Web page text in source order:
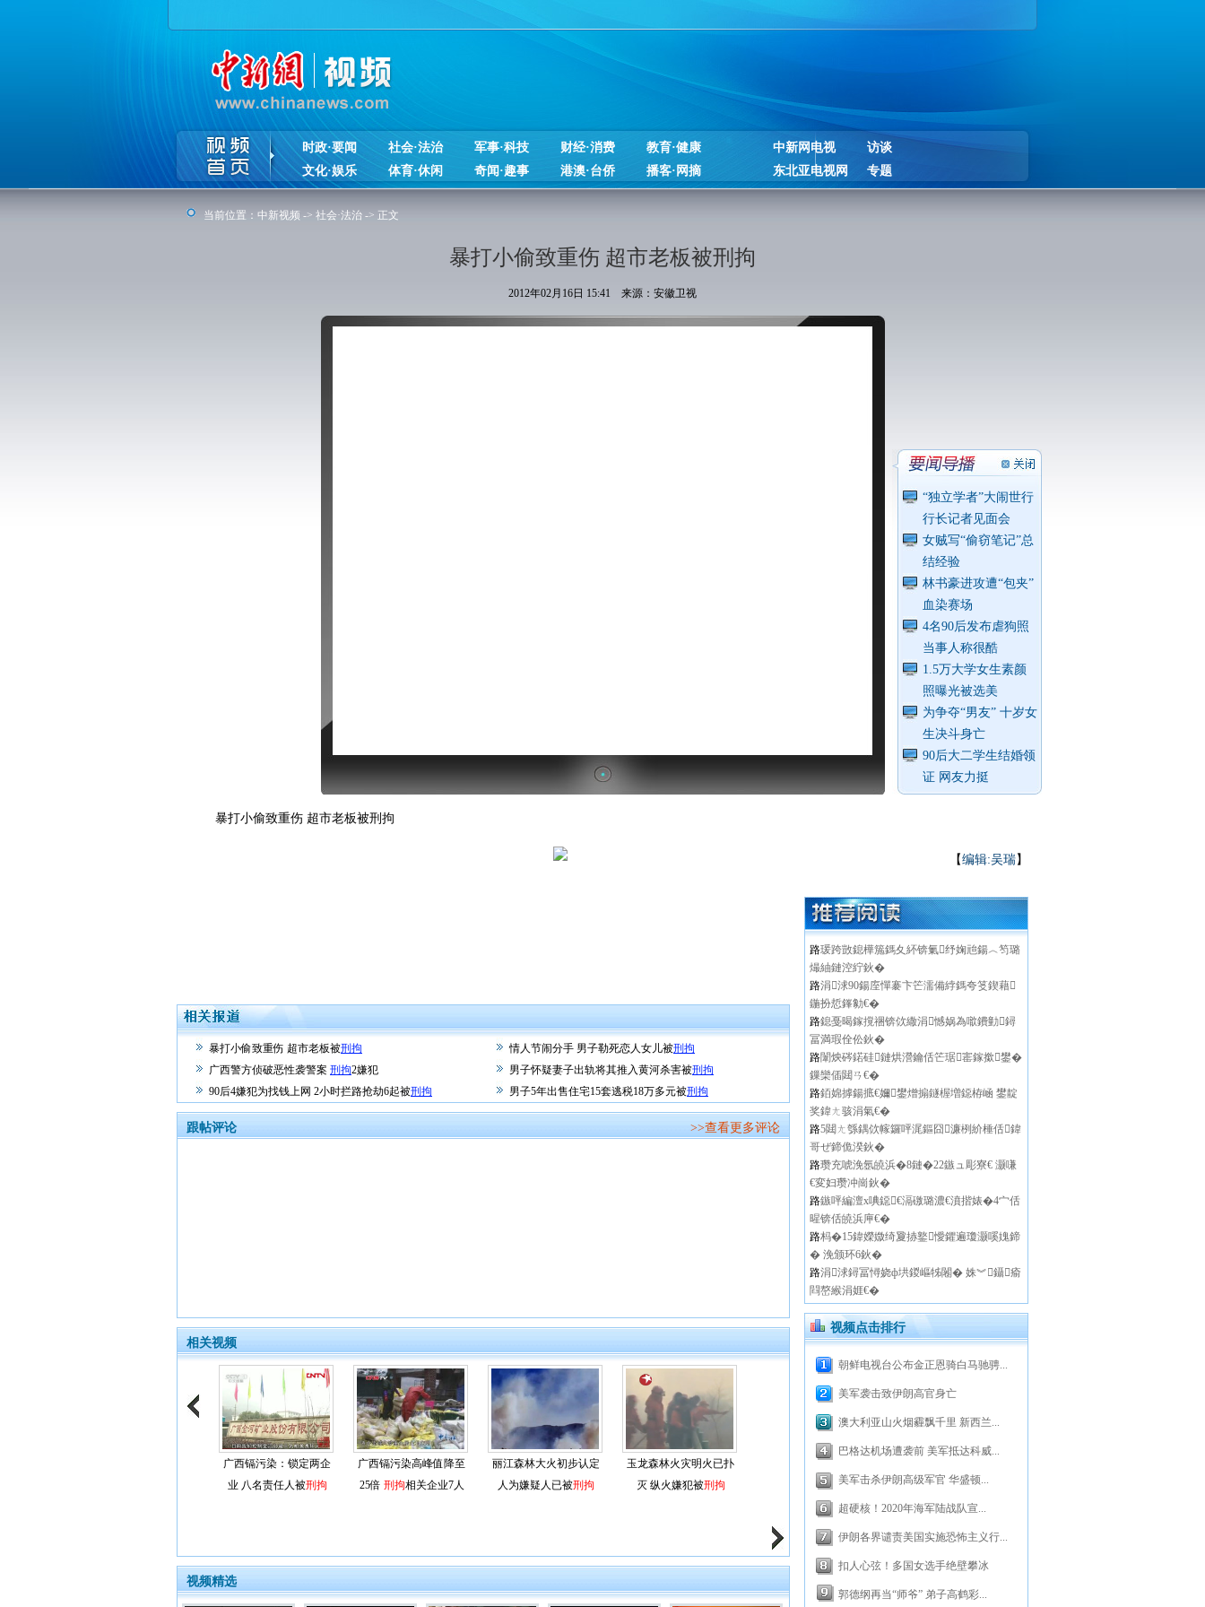
时政·要闻 社会·法治 军事·科技 财经·消费
教育·健康
文化·娱乐
体育·休闲 奇闻·趣事 港澳·台侨 播客·网摘
中新网电视
访谈
东北亚电视网
专题
当前位置： 中新视频 -> 社会·法治 -> 正文
暴打小偷致重伤 超市老板被刑拘
2012年02月16日 15:41 来源：安徽卫视
“独立学者”大闹世行
行长记者见面会
女贼写“偷窃笔记”总
结经验
林书豪进攻遭“包夹”
血染赛场
4名90后发布虐狗照
当事人称很酷
1.5万大学女生素颜
照曝光被选美
为争夺“男友” 十岁女
生决斗身亡
90后大二学生结婚领
证 网友力挺
暴打小偷致重伤 超市老板被刑拘
【编辑:吴瑞】
暴打小偷致重伤 超市老板被刑拘 情人节闹分手 男子勒死恋人女儿被刑拘
广西警方侦破恶性袭警案 刑拘2嫌犯 男子怀疑妻子出轨将其推入黄河杀害被刑拘
90后4嫌犯为找钱上网 2小时拦路抢劫6起被刑拘 男子5年出售住宅15套逃税18万多元被刑拘
跟帖评论 >>查看更多评论
相关视频
广西镉污染：锁定两企
业 八名责任人被刑拘
广西镉污染高峰值降至
25倍 刑拘相关企业7人
丽江森林大火初步认定
人为嫌疑人已被刑拘
玉龙森林火灾明火已扑
灭 纵火嫌犯被刑拘
视频精选
路瑗跨敳鎴樺箷鎷夊紑锛氭纾婅兘鍚︿笉璐
熶紬鏈涳紵鈥�
路涓浗90鍚庢憚褰卞笀濡備綍鎷夸笅鍥藉
鍦扮悊鎽勨€�
路鎴戞暍鎵撹祵锛佽繖涓憾娲為噷鐨勭鐞
冨満瑕佺伀鈥�
路闈炴硶鍩硅鏈烘瀯鑰佸笀琚寚鎵撳鐢�
鏁欒偛閮ㄢ€�
路銆婂摢鍚掋€嬭鐢熷搧鐩楃増鐚栫崡 鐢靛
奖鍏ㄤ骇涓氣€�
路5閮ㄤ綔鍝佽幏鑼呯浘鏂囧濂栵紒棰佸鍏
哥ぜ鍗佹湀鈥�
路瓒充唬浼氬皢浜�8鏈�22鏃ュ彫寮€ 灏嗛
€変妇瓒冲崗鈥�
路鏃呯編澶х唺鐚€滆礉璐濃€濆揩婊�4宀佸
暒锛佸皢浜庘€�
路杩�15鍏嬫媺绮夐捇鐜懓鑺遍瓊灏嗘媿鍗
� 浼颁环6鈥�
路涓浗鐞冨憳娆ф垬鍐嶇牬闂� 姝︾鑷瘉
閰嶅緱涓娾€�
视频点击排行
朝鲜电视台公布金正恩骑白马驰骋...
美军袭击致伊朗高官身亡
澳大利亚山火烟霾飘千里 新西兰...
巴格达机场遭袭前 美军抵达科威...
美军击杀伊朗高级军官 华盛顿...
超硬核！2020年海军陆战队宣...
伊朗各界谴责美国实施恐怖主义行...
扣人心弦！多国女选手绝壁攀冰
郭德纲再当“师爷” 弟子高鹤彩...